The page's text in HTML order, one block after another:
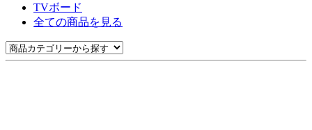
TVボード
全ての商品を見る